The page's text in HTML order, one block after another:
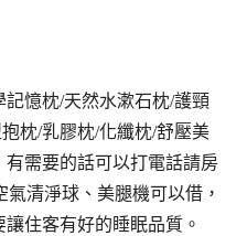
憶枕/天然水漱石枕/護頸
枕/乳膠枕/化纖枕/舒壓美
需要的話可以打電話請房
清淨球、美腿機可以借，
住客有好的睡眠品質。